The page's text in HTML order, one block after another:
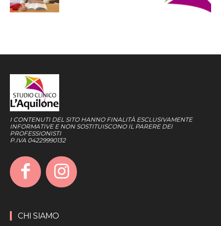
I CONTENUTI DEL SITO HANNO FINALITÀ ESCLUSIVAMENTE
INFORMATIVE E NON SOSTITUISCONO IL PARERE DEI
PROFESSIONISTI
P.IVA 04229990132
CHI SIAMO